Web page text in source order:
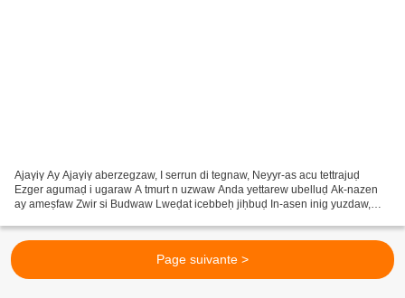
Ajaγiγ Ay Ajaγiγ aberzegzaw, I serrun di tegnaw, Neyyr-as acu tettrajuḍ
Ezger agumaḍ i ugaraw A tmurt n uzwaw Anda yettarew ubelluḍ Ak-nazen
ay ameṣfaw Zwir si Budwaw Lweḍat icebbeḥ jiḥbuḍ In-asen inig yuzdaw,
Page suivante >